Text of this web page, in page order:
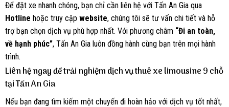
Để đặt xe nhanh chóng, bạn chỉ cần liên hệ với Tấn An Gia qua
Hotline hoặc truy cập website, chúng tôi sẽ tư vấn chi tiết và hỗ
trợ bạn chọn dịch vụ phù hợp nhất. Với phương châm “Đi an toàn,
về hạnh phúc”, Tấn An Gia luôn đồng hành cùng bạn trên mọi hành
trình.
Liên hệ ngay để trải nghiệm dịch vụ thuê xe limousine 9 chỗ
tại Tấn An Gia
Nếu bạn đang tìm kiếm một chuyến đi hoàn hảo với dịch vụ tốt nhất,